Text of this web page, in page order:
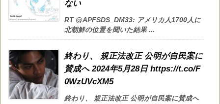
ない
RT @APFSDS_DM33: アメリカ人1700人に
北朝鮮の位置を聞いた結果 ...
終わり、 規正法改正 公明が自民案に
賛成へ 2024年5月28日 https://t.co/F
0WzUVcXM5
終わり、 規正法改正 公明が自民案に賛成へ